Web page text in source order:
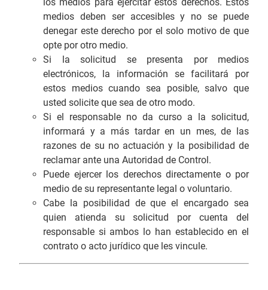
medios deben ser accesibles y no se puede
denegar este derecho por el solo motivo de que
opte por otro medio.
Si la solicitud se presenta por medios
electrónicos, la información se facilitará por
estos medios cuando sea posible, salvo que
usted solicite que sea de otro modo.
Si el responsable no da curso a la solicitud,
informará y a más tardar en un mes, de las
razones de su no actuación y la posibilidad de
reclamar ante una Autoridad de Control.
Puede ejercer los derechos directamente o por
medio de su representante legal o voluntario.
Cabe la posibilidad de que el encargado sea
quien atienda su solicitud por cuenta del
responsable si ambos lo han establecido en el
contrato o acto jurídico que les vincule.